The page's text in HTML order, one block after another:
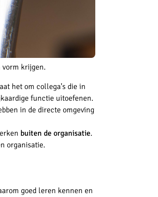
vorm krijgen.
het om collega's die in
functie uitoefenen.
in de directe omgeving
buiten de organisatie.
organisatie.
goed leren kennen en